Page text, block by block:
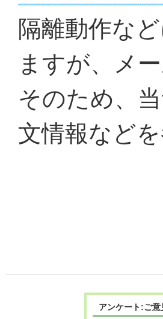
隔離動作な
ますが、メ
そのため、
文情報など
アンケート:ご